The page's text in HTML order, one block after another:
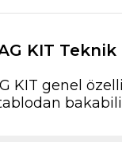
KIT Teknik
KIT genel